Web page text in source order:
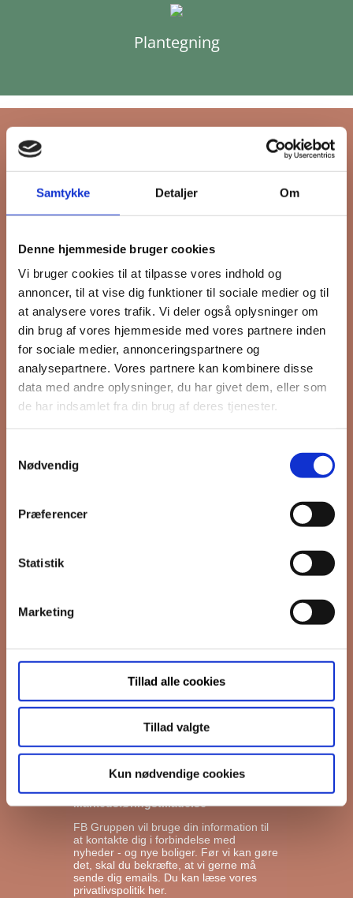
Samtykke Detaljer Om
Denne hjemmeside bruger cookies
Vi bruger cookies til at tilpasse vores indhold og
annoncer, til at vise dig funktioner til sociale medier og til
at analysere vores trafik. Vi deler også oplysninger om
din brug af vores hjemmeside med vores partnere inden
for sociale medier, annonceringspartnere og
analysepartnere. Vores partnere kan kombinere disse
data med andre oplysninger, du har givet dem, eller som
de har indsamlet fra din brug af deres tjenester.
Nødvendig
Præferencer
Statistik
Marketing
Tillad alle cookies
Tillad valgte
Kun nødvendige cookies
Plantegning
Tilmeld dig FB
Gruppens
nyhedsbrev
Hold dig opdateret på hvad der sker
på Grønttorvet. I vores nyhedsbrev
sender vi blandt andet invitation til
VIP Åbent Hus, når vi sætter nye
boliger til salg, så du kan komme
Interesseret i
Ejerboliger
Lejeboliger
Andelsboliger
Markedsføringstilladelse
FB Gruppen vil bruge din information til
at kontakte dig i forbindelse med
nyheder - og nye boliger. Før vi kan gøre
det, skal du bekræfte, at vi gerne må
sende dig emails. Du kan læse vores
privatlivspolitik her.